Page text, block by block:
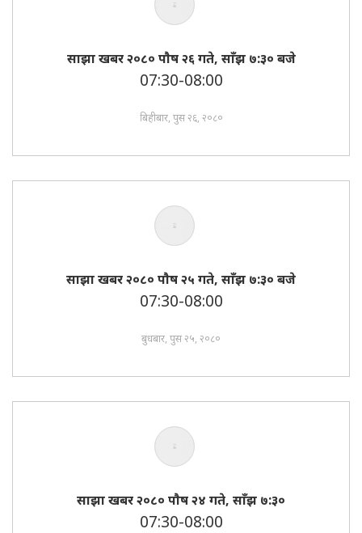
साझा खबर २०८० पाैष २६ गते, साँझ ७:३० बजे
07:30-08:00
बिहीबार, पुस २६, २०८०
साझा खबर २०८० पाैष २५ गते, साँझ ७:३० बजे
07:30-08:00
बुधबार, पुस २५, २०८०
साझा खबर २०८० पाैष २४ गते, साँझ ७:३०
07:30-08:00